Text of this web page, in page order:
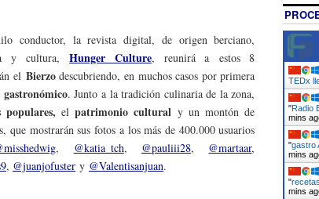
conductor, la revista digital, de origen berciano,
y cultura,Hunger Culture, reunirá a estos 8
el Bierzodescubriendo, en muchos casos por primera
. Junto a la tradición culinaria de la zona,
populares,el patrimonio culturaly un montón de
que mostrarán sus fotos a los más de 400.000 usuarios
, @katia_tch, @pauliii28, @martaar,
, @juanjofuster y @Valentisanjuan.
TEDx
"Radio
mins
"gastro
mins
"
mins